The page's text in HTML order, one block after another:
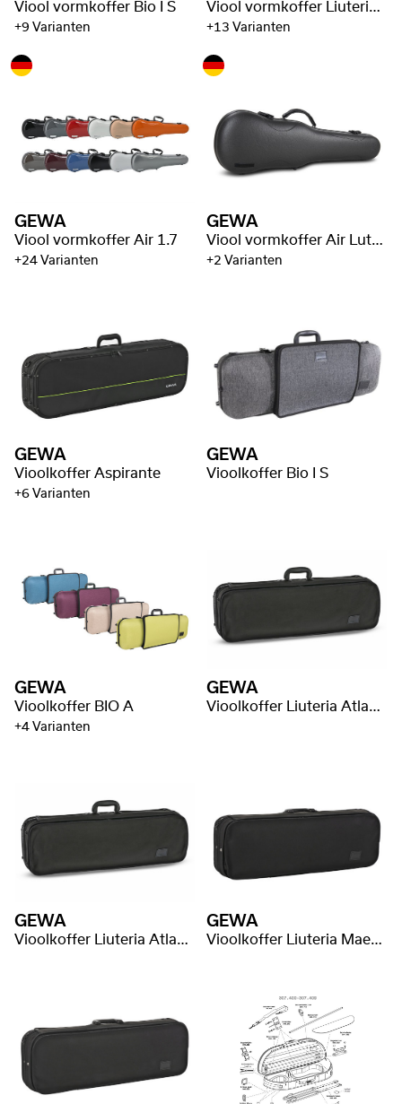
Viool vormkoffer Bio I S
+9 Varianten
Viool vormkoffer Liuteria Concerto
+13 Varianten
GEWA
Viool vormkoffer Air 1.7
+24 Varianten
GEWA
Viool vormkoffer Air Luthier II
+2 Varianten
GEWA
Vioolkoffer Aspirante
+6 Varianten
GEWA
Vioolkoffer Bio I S
GEWA
Vioolkoffer BIO A
+4 Varianten
GEWA
Vioolkoffer Liuteria Atlanta
GEWA
Vioolkoffer Liuteria Atlanta
GEWA
Vioolkoffer Liuteria Maestro